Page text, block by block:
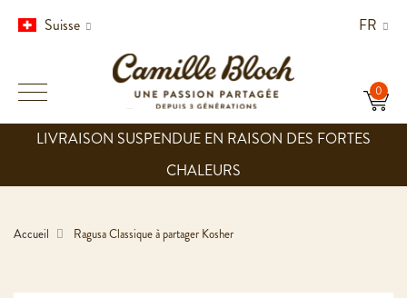
FR
Suisse
LIVRAISON SUSPENDUE EN RAISON DES FORTES
CHALEURS
Accueil Ragusa Classique à partager Kosher